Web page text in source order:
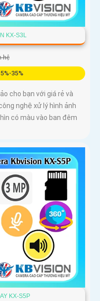
KX-S3L
hệ
35%
cho bạn với giá rẻ và
nghệ xử lý hình ảnh
có màu vào ban đêm
KX-S5P